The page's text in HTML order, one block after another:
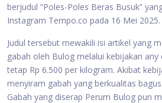
berjudul “Poles-Poles Beras Busuk”
Instagram Tempo.co pada 16 Mei 2025.
Judul tersebut mewakili isi artikel yang
gabah oleh Bulog melalui kebijakan any
tetap Rp 6.500 per kilogram. Akibat
menyiram gabah yang berkualitas
Gabah yang diserap Perum Bulog pun